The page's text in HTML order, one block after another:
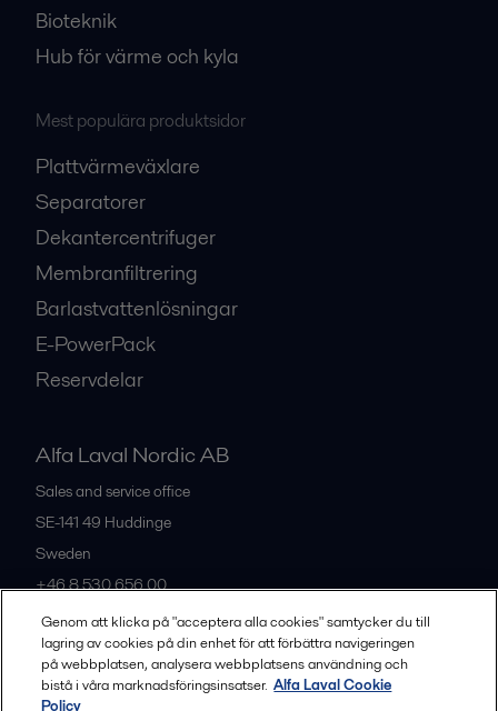
Bioteknik
Hub för värme och kyla
Mest populära produktsidor
Plattvärmeväxlare
Separatorer
Dekantercentrifuger
Membranfiltrering
Barlastvattenlösningar
E-PowerPack
Reservdelar
Alfa Laval Nordic AB
Sales and service office
SE-141 49 Huddinge
Sweden
+46 8 530 656 00
Alla kontor och partners
Genom att klicka på "acceptera alla cookies" samtycker du till
lagring av cookies på din enhet för att förbättra navigeringen
på webbplatsen, analysera webbplatsens användning och
bistå i våra marknadsföringsinsatser. Alfa Laval Cookie
Policy